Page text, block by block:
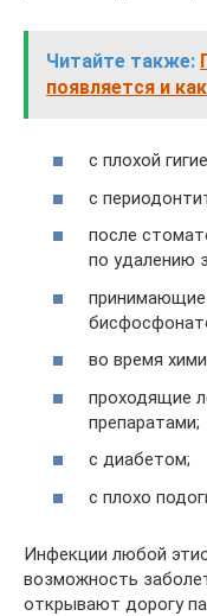
Читайте также:
появляется и
с плохой
с
после
по удалению
во время
проходящие
препаратами;
с диабетом;
с плохо
Инфекции любой
возможность
открывают дорогу